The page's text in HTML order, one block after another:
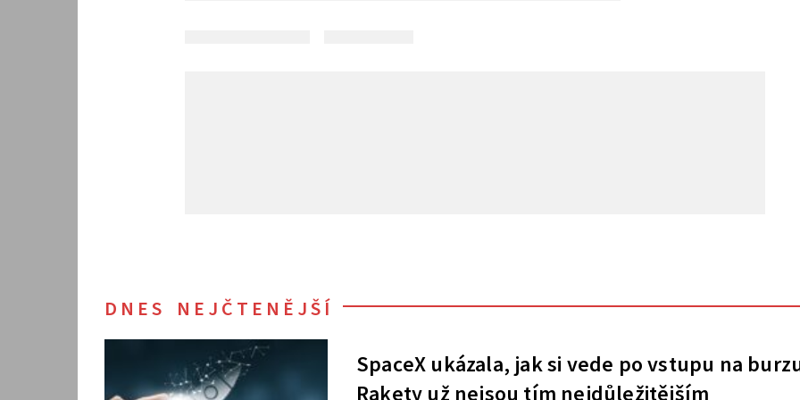
DNES NEJČTENĚJŠÍ
SpaceX ukázala, jak si vede po vstupu na